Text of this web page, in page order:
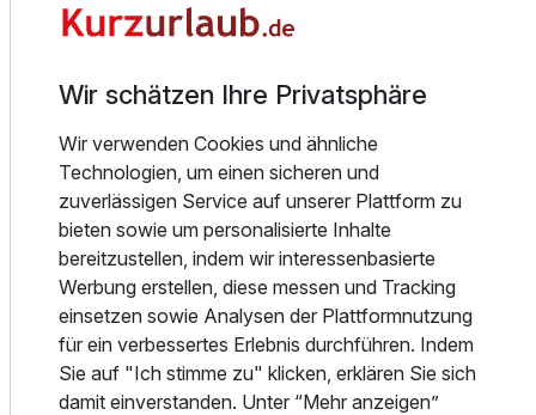
befinden sich im Erdgeschoss.
seinem Wintergarten und einladender Terrasse. Hier
angeboten. In der "Shaker's Bar" mit angeschlossenem
Kaminzimmer klingt der Tag gemütlich aus.
Im "Well Being & Beauty SPA" sowie im neu eröffneten
"Thai- Bali- SPA" finden Sie Vitalität und Ausgeglichenheit.
In dieser Oase mit Indoor Pool, Solarien, Duft-Sauna,
Finnischer Sauna und Hammam werden auch Massagen
und Kosmetikbehandlungen mit rügentypischen &
asiatischen Produkten angeboten. Im separaten
Wir schätzen Ihre Privatsphäre
Wir verwenden Cookies und ähnliche
Technologien, um einen sicheren und
zuverlässigen Service auf unserer Plattform zu
bieten sowie um personalisierte Inhalte
bereitzustellen, indem wir interessenbasierte
Werbung erstellen, diese messen und Tracking
einsetzen sowie Analysen der Plattformnutzung
für ein verbessertes Erlebnis durchführen. Indem
Sie auf "Ich stimme zu" klicken, erklären Sie sich
damit einverstanden. Unter “Mehr anzeigen”